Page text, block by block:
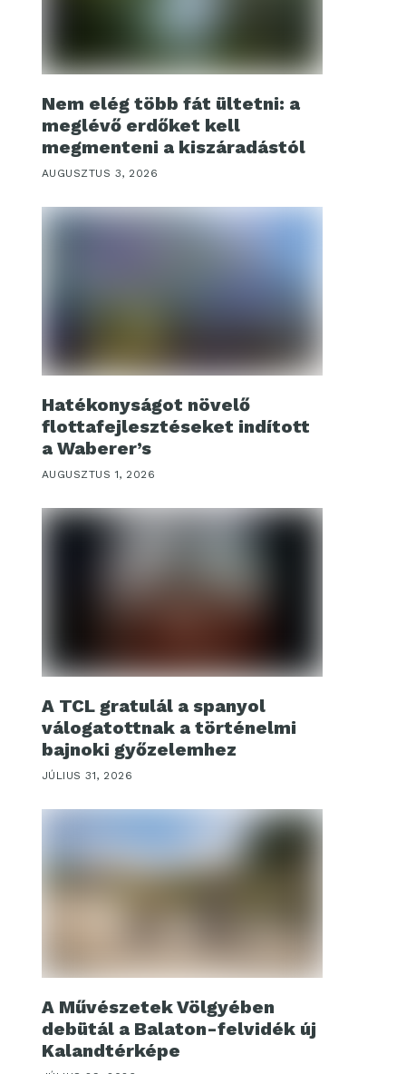
Nem elég több fát ültetni: a
meglévő erdőket kell
megmenteni a kiszáradástól
AUGUSZTUS 3, 2026
Hatékonyságot növelő
flottafejlesztéseket indított
a Waberer’s
AUGUSZTUS 1, 2026
A TCL gratulál a spanyol
válogatottnak a történelmi
bajnoki győzelemhez
JÚLIUS 31, 2026
A Művészetek Völgyében
debütál a Balaton-felvidék új
Kalandtérképe